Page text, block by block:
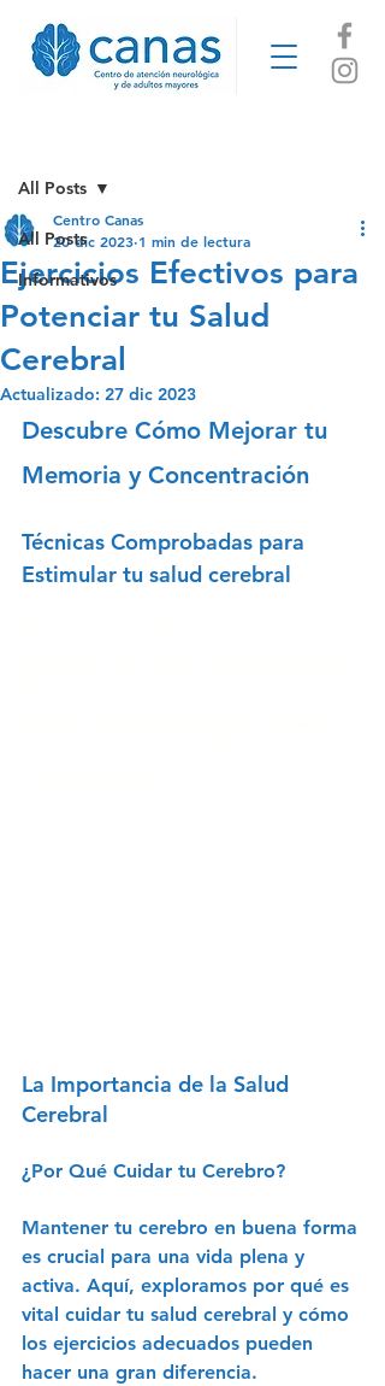
All Posts
Informativos
All Posts
Ejercicios Efectivos para
Potenciar tu Salud
Cerebral
Centro Canas
20 dic 2023 1 min de lectura
Actualizado: 27 dic 2023
Descubre Cómo Mejorar tu
Memoria y Concentración
Técnicas Comprobadas para
Estimular tu salud cerebral
La Importancia de la Salud
Cerebral
¿Por Qué Cuidar tu Cerebro?
Mantener tu cerebro en buena forma
es crucial para una vida plena y
activa. Aquí, exploramos por qué es
vital cuidar tu salud cerebral y cómo
los ejercicios adecuados pueden
hacer una gran diferencia.